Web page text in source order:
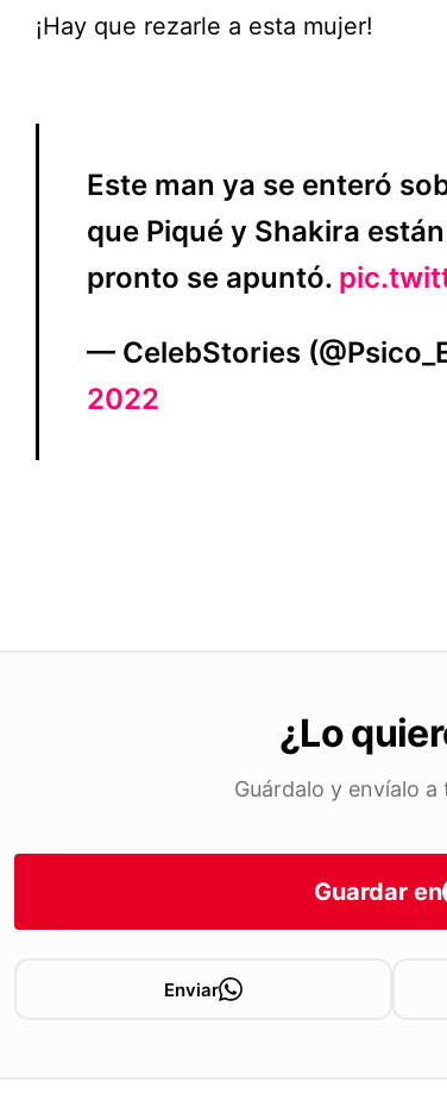
¡Hay que rezarle a esta mujer!
Este man ya se enteró
que Piqué y Shakira
pronto se apuntó.
— CelebStories
2022
¿Lo
Guárdalo y envíalo a
Guardar en
Enviar